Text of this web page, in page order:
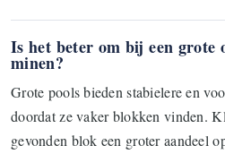
Is het beter om bij een grote
minen?
Grote pools bieden stabielere en
doordat ze vaker blokken vinden.
gevonden blok een groter aandeel